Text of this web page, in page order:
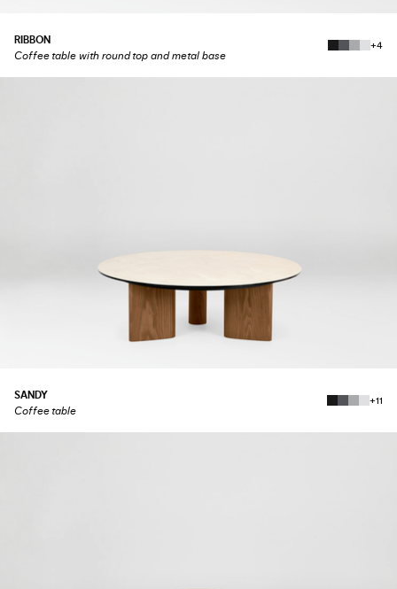
RIBBON
Coffee table with round top and metal base
+4
SANDY
Coffee table
+11